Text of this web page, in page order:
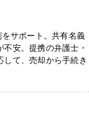
サポート。共有名義
安。提携の弁護士・
て、売却から手続き